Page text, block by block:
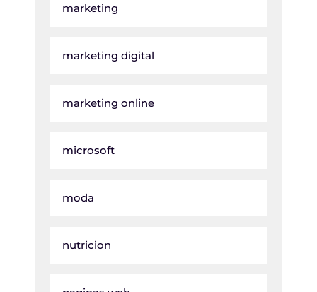
marketing
marketing digital
marketing online
microsoft
moda
nutricion